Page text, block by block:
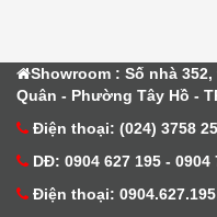
Showroom : Số nhà
Quân - Phường Tây Hồ -
Điện thoại: (024) 3758
DĐ: 0904 627 195 -
Điện thoại: 0904.627.195